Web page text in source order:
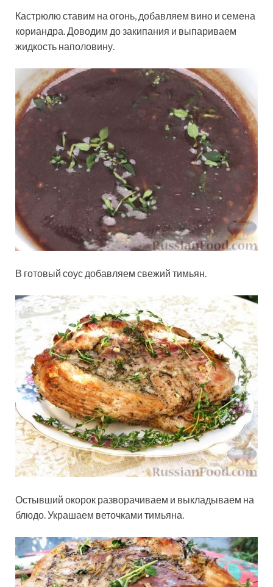
Кастрюлю ставим на огонь, добавляем вино и семена
кориандра. Доводим до закипания и выпариваем
жидкость наполовину.
В готовый соус добавляем свежий тимьян.
Остывший окорок разворачиваем и выкладываем на
блюдо. Украшаем веточками тимьяна.